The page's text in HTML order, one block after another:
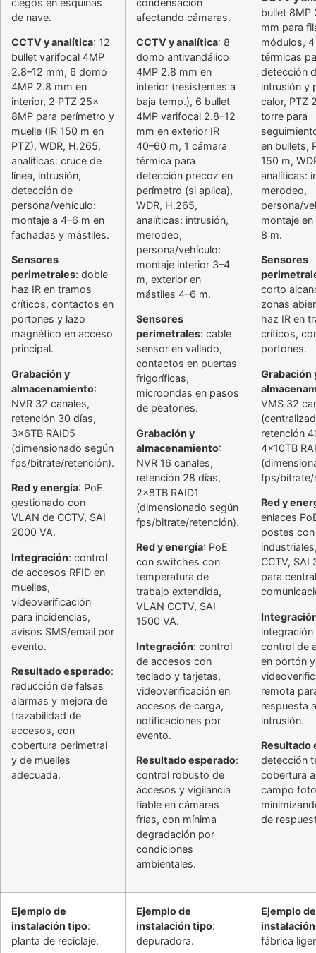
de nave.
CCTV y analítica: 12
bullet varifocal 4MP
2.8–12 mm, 6 domo
4MP 2.8 mm en
interior, 2 PTZ 25x
8MP para perímetro y
muelle (IR 150 m en
PTZ), WDR, H.265,
analíticas: cruce de
línea, intrusión,
detección de
persona/vehículo:
montaje a 4–6 m en
fachadas y mástiles.
Sensores
perimetrales: doble
haz IR en tramos
críticos, contactos en
portones y lazo
magnético en acceso
principal.
Grabación y
almacenamiento:
NVR 32 canales,
retención 30 días,
3x6TB RAID5
(dimensionado según
fps/bitrate/retención).
Red y energía: PoE
gestionado con
VLAN de CCTV, SAI
2000 VA.
Integración: control
de accesos RFID en
muelles,
videoverificación
para incidencias,
avisos SMS/email por
evento.
Resultado esperado:
reducción de falsas
alarmas y mejora de
trazabilidad de
accesos, con
cobertura perimetral
y de muelles
adecuada.
afectando cámaras.
CCTV y analítica: 8
domo antivandálico
4MP 2.8 mm en
interior (resistentes a
baja temp.), 6 bullet
4MP varifocal 2.8–12
mm en exterior IR
40–60 m, 1 cámara
térmica para
detección precoz en
perímetro (si aplica),
WDR, H.265,
analíticas: intrusión,
merodeo,
persona/vehículo:
montaje interior 3–4
m, exterior en
mástiles 4–6 m.
Sensores
perimetrales: cable
sensor en vallado,
contactos en puertas
frigoríficas,
microondas en pasos
de peatones.
Grabación y
almacenamiento:
NVR 16 canales,
retención 28 días,
2x8TB RAID1
(dimensionado según
fps/bitrate/retención).
Red y energía: PoE
con switches con
temperatura de
trabajo extendida,
VLAN CCTV, SAI
1500 VA.
Integración: control
de accesos con
teclado y tarjetas,
videoverificación en
accesos de carga,
notificaciones por
evento.
Resultado esperado:
control robusto de
accesos y vigilancia
fiable en cámaras
frías, con mínima
degradación por
condiciones
ambientales.
bullet 8MP
mm para
módulos,
térmicas
detección
intrusión y
calor, PTZ
torre para
en bullets,
150 m,
analíticas:
merodeo,
persona/
montaje
8 m.
Sensores
corto
zonas
haz IR en
críticos,
portones.
Grabación
VMS 32
retención
4x10TB
fps/bitrate/
Red y
enlaces
postes
CCTV, SAI
para
integración
control de
en portón y
remota
respuesta
intrusión.
Resultado
detección
cobertura
campo
de
Ejemplo de
instalación tipo:
planta de reciclaje.
Ejemplo de
instalación tipo:
depuradora.
Ejemplo de
fábrica